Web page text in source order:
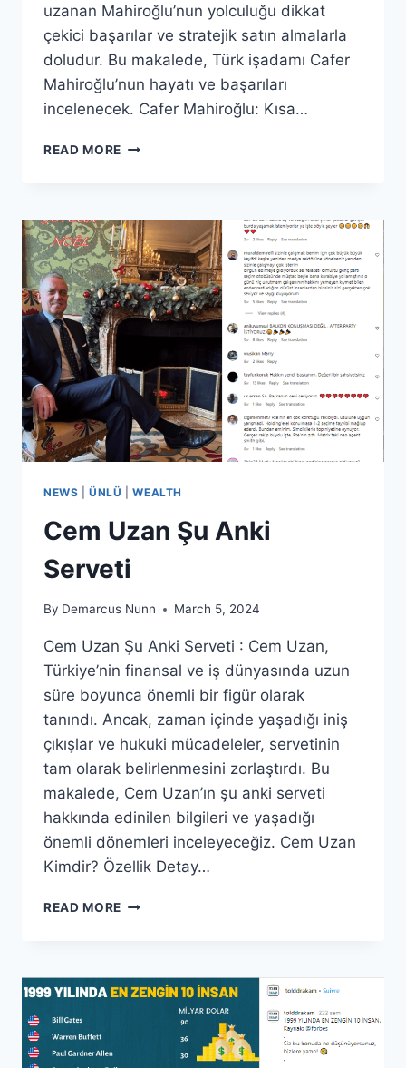
uzanan Mahiroğlu’nun yolculuğu dikkat
çekici başarılar ve stratejik satın almalarla
doludur. Bu makalede, Türk işadamı Cafer
Mahiroğlu’nun hayatı ve başarıları
incelenecek. Cafer Mahiroğlu: Kısa…
READ MORE CAFER
NEWS |ÜNLÜ |WEALTH
Cem Uzan Şu Anki
Serveti
By Demarcus Nunn March 5, 2024
Cem Uzan Şu Anki Serveti : Cem Uzan,
Türkiye’nin finansal ve iş dünyasında uzun
süre boyunca önemli bir figür olarak
tanındı. Ancak, zaman içinde yaşadığı iniş
çıkışlar ve hukuki mücadeleler, servetinin
tam olarak belirlenmesini zorlaştırdı. Bu
makalede, Cem Uzan’ın şu anki serveti
hakkında edinilen bilgileri ve yaşadığı
önemli dönemleri inceleyeceğiz. Cem Uzan
Kimdir? Özellik Detay…
READ MORE CEM
SERVETI